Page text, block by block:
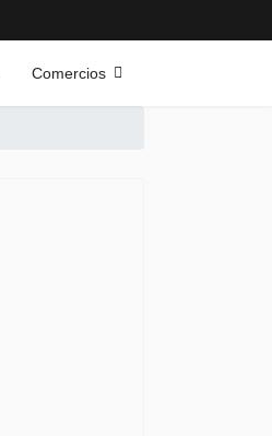
Comercios